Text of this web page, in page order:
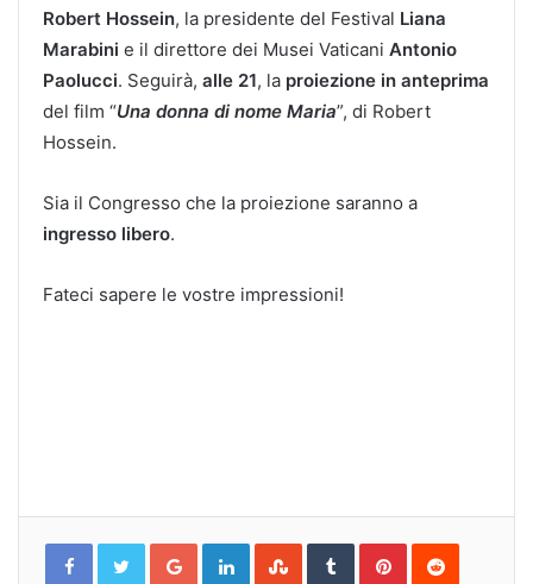
Robert Hossein, la presidente del Festival Liana
Marabini e il direttore dei Musei Vaticani Antonio
Paolucci. Seguirà, alle 21, la proiezione in anteprima
del film “Una donna di nome Maria”, di Robert
Hossein.
Sia il Congresso che la proiezione saranno a
ingresso libero.
Fateci sapere le vostre impressioni!
Google+LinkedInStumbleUpon
TumblrPinterestReddit